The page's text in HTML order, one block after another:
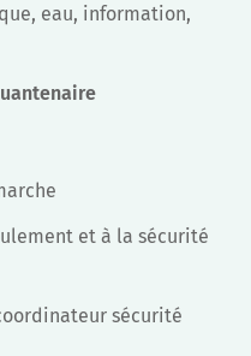
eau, information,
et à la sécurité
sécurité